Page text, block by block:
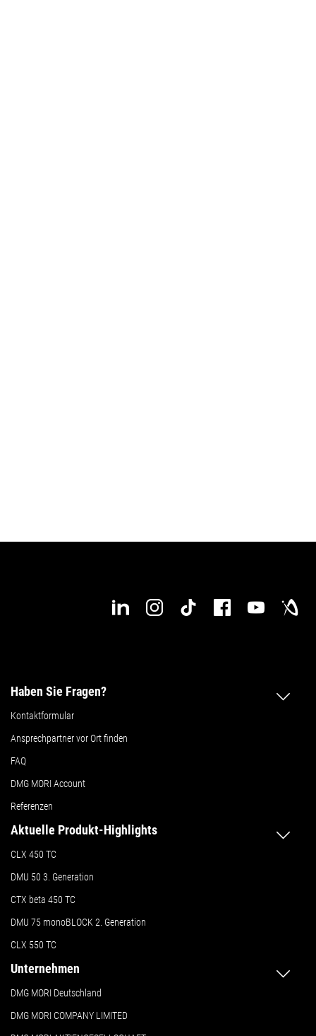
Haben Sie Fragen?
Kontaktformular
Ansprechpartner vor Ort finden
FAQ
DMG MORI Account
Referenzen
Aktuelle Produkt-Highlights
CLX 450 TC
DMU 50 3. Generation
CTX beta 450 TC
DMU 75 monoBLOCK 2. Generation
CLX 550 TC
Unternehmen
DMG MORI Deutschland
DMG MORI COMPANY LIMITED